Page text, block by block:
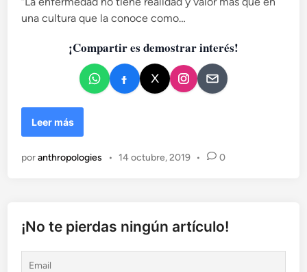
?
c
una cultura que la conoce como…
¡Compartir es demostrar interés!
L
a
u
e
i
l
Leer más
poranthropologies • 14 octubre, 2019 • 0
¡No te pierdas ningún artículo!